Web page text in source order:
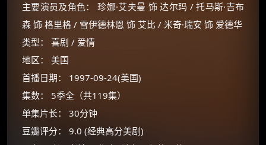
主要演员及角色： 珍娜·艾夫曼 饰 达尔玛 / 托马斯·吉布
森 饰 格里格 / 雪伊德林恩 饰 艾比 / 米奇·瑞安 饰 爱德华
类型： 喜剧 / 爱情
地区： 美国
首播日期： 1997-09-24(美国)
集数： 5季全（共119集）
单集片长： 30分钟
豆瓣评分： 9.0 (经典高分美剧)